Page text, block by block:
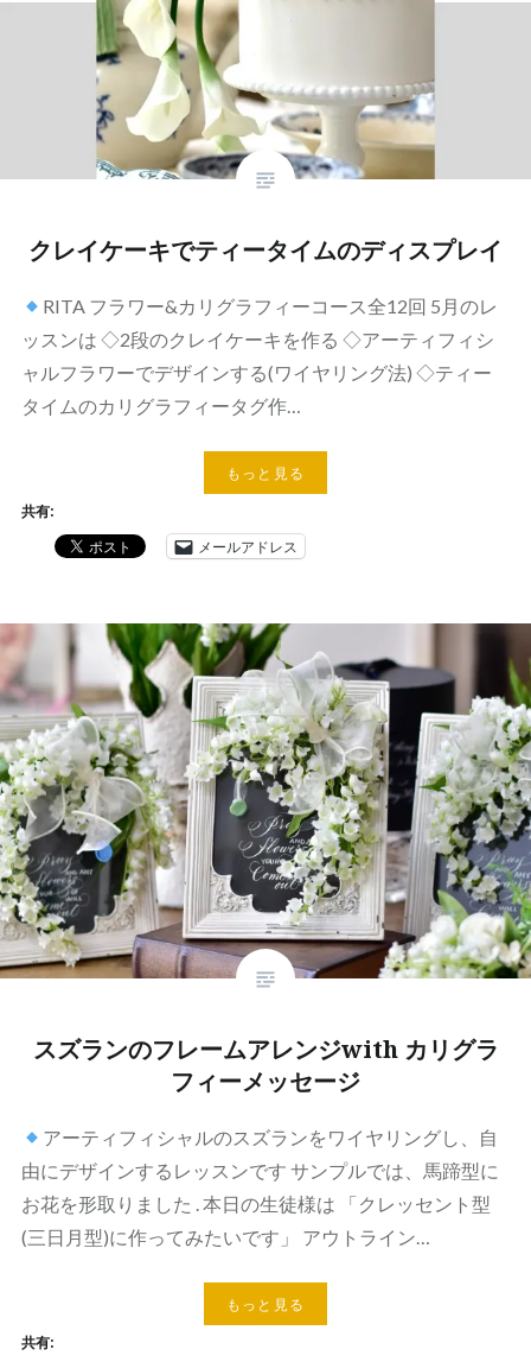
クレイケーキでティータイムのディスプレイ
RITA フラワー&カリグラフィーコース全12回 5月のレ
ッスンは ◇2段のクレイケーキを作る ◇アーティフィシ
ャルフラワーでデザインする(ワイヤリング法) ◇ティー
タイムのカリグラフィータグ作…
もっと見る
共有:
メールアドレス
スズランのフレームアレンジwith カリグラ
フィーメッセージ
アーティフィシャルのスズランをワイヤリングし、自
由にデザインするレッスンです サンプルでは、馬蹄型に
お花を形取りました . 本日の生徒様は 「クレッセント型
(三日月型)に作ってみたいです」 アウトライン…
もっと見る
共有: